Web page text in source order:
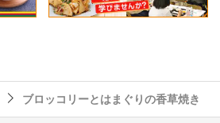
ブロッコリーとはまぐりの香草焼き